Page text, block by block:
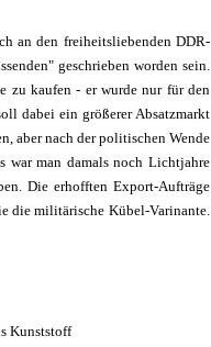
an den freiheitsliebenden DDR-
geschrieben worden sein.
zu kaufen - er wurde nur für den
dabei ein größerer Absatzmarkt
aber nach der politischen Wende
war man damals noch Lichtjahre
Die erhofften Export-Aufträge
die militärische Kübel-Varinante.
Kunststoff